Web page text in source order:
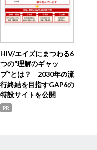
HIV/エイズにまつわる6
つの“理解のギャッ
プ”とは？ 2030年の流
行終結を目指すGAP6の
特設サイトを公開
PR